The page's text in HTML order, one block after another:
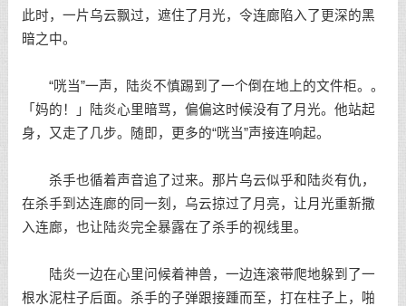
此时，一片乌云飘过，遮住了月光，令连廊陷入了更深的黑
暗之中。
“咣当”一声，陆炎不慎踢到了一个倒在地上的文件柜。。
「妈的！」陆炎心里暗骂，偏偏这时候没有了月光。他站起
身，又走了几步。随即，更多的“咣当”声接连响起。
杀手也循着声音追了过来。那片乌云似乎和陆炎有仇，
在杀手到达连廊的同一刻，乌云掠过了月亮，让月光重新撒
入连廊，也让陆炎完全暴露在了杀手的视线里。
陆炎一边在心里问候着神兽，一边连滚带爬地躲到了一
根水泥柱子后面。杀手的子弹跟接踵而至，打在柱子上，啪